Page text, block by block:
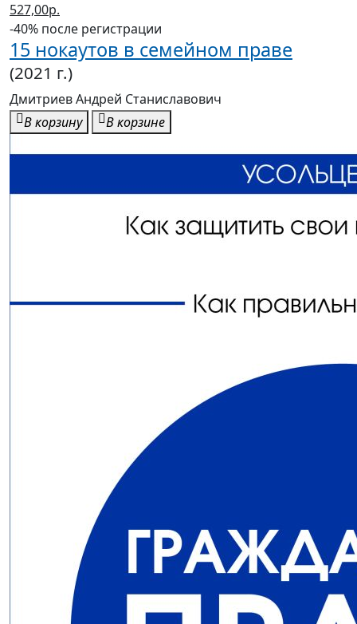
527,00р.
-40% после регистрации
15 нокаутов в семейном праве
(2021 г.)
Дмитриев Андрей Станиславович
В корзину
В корзине